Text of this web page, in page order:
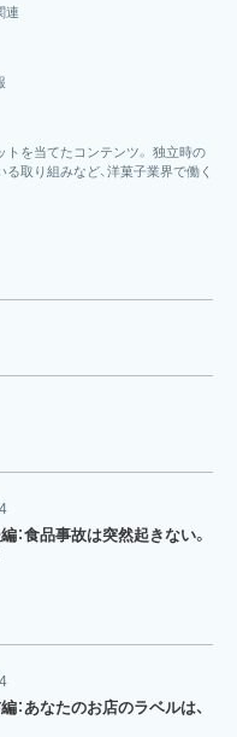
連
トを当てたコンテンツ。 独立時の
取り組みなど、洋菓子業界で働く
食品事故は突然起きない。
あなたのお店のラベルは、